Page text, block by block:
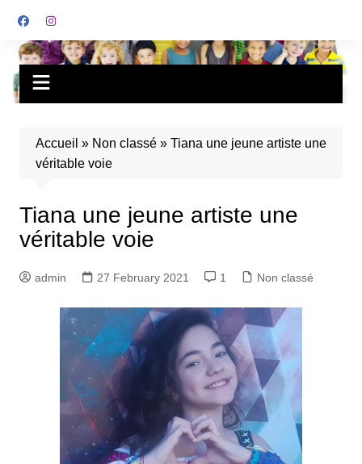
Accueil » Non classé» Tiana une jeune artiste une
véritable voie
Tiana une jeune artiste une
véritable voie
admin 27 February 2021 1 Non classé